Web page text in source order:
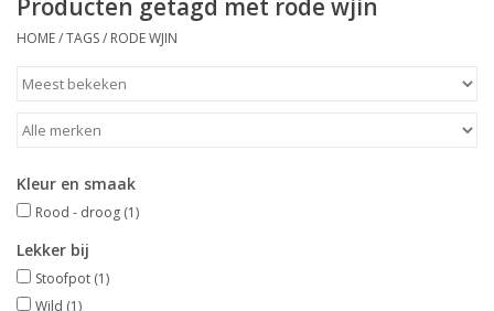
Wijnbar Antwerpen
Tasting Tuesdays
Blog
Wijndomeinen
Producten getagd met rode wjin
HOME/TAGS/ RODE WJIN
Kleur en smaak
Rood - droog (1)
Lekker bij
Stoofpot (1)
Wild (1)